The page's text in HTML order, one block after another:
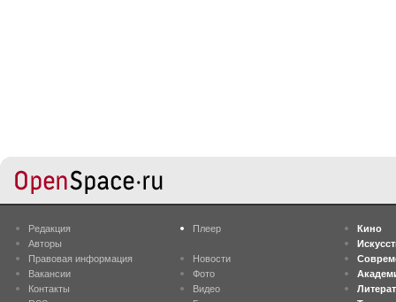
Редакция
Авторы
Правовая информация
Вакансии
Контакты
Плеер
Новости
Фото
Видео
Кино